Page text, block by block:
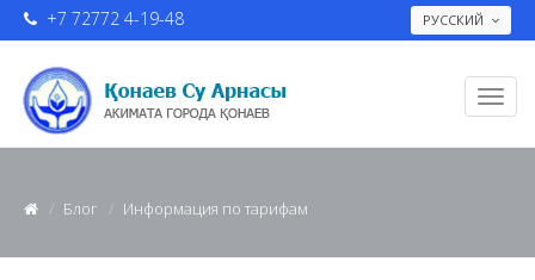
РУССКИЙ
+7 72772 4-19-48
Блог Информация по тарифам